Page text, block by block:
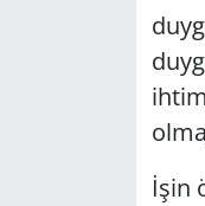
İşin